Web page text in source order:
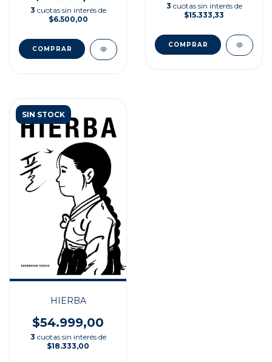
3 cuotas sin interés de
$6.500,00
3 cuotas sin interés de
$15.333,33
SIN STOCK
HIERBA
$54.999,00
3 cuotas sin interés de
$18.333,00